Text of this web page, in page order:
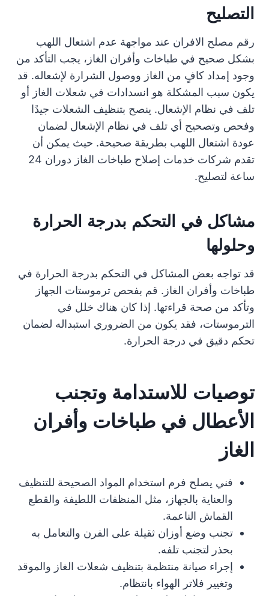
التصليح
رقم مصلح الافران عند مواجهة عدم اشتعال اللهب
بشكل صحيح في طباخات وأفران الغاز، يجب التأكد من
وجود إمداد كافٍ من الغاز ووصول الشرارة لإشعاله. قد
يكون سبب المشكلة هو انسدادات في شعلات الغاز أو
تلف في نظام الإشعال. ينصح بتنظيف الشعلات جيدًا
وفحص وتصحيح أي تلف في نظام الإشعال لضمان
عودة اشتعال اللهب بطريقة صحيحة. حيث يمكن أن
تقدم شركات خدمات إصلاح طباخات الغاز دوران 24
ساعة لتصليح.
مشاكل في التحكم بدرجة الحرارة
وحلولها
قد تواجه بعض المشاكل في التحكم بدرجة الحرارة في
طباخات وأفران الغاز. قم بفحص ترموستات الجهاز
وتأكد من صحة قراءتها. إذا كان هناك خلل في
الترموستات، فقد يكون من الضروري استبداله لضمان
تحكم دقيق في درجة الحرارة.
توصيات للاستدامة وتجنب
الأعطال في طباخات وأفران
الغاز
فني يصلح فرم استخدام المواد الصحيحة للتنظيف
والعناية بالجهاز، مثل المنظفات اللطيفة والقطع
القماش الناعمة.
تجنب وضع أوزان ثقيلة على الفرن والتعامل به
بحذر لتجنب تلفه.
إجراء صيانة منتظمة بتنظيف شعلات الغاز والموقد
وتغيير فلاتر الهواء بانتظام.